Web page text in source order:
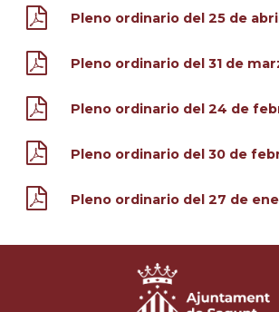
Pleno ordinario del 25 de
Pleno ordinario del 31 de
Pleno ordinario del 24 de
Pleno ordinario del 30 de
Pleno ordinario del 27 de